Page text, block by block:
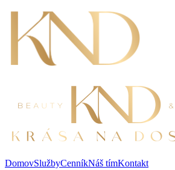
DomovSlužbyCenníkNáš tímKontakt